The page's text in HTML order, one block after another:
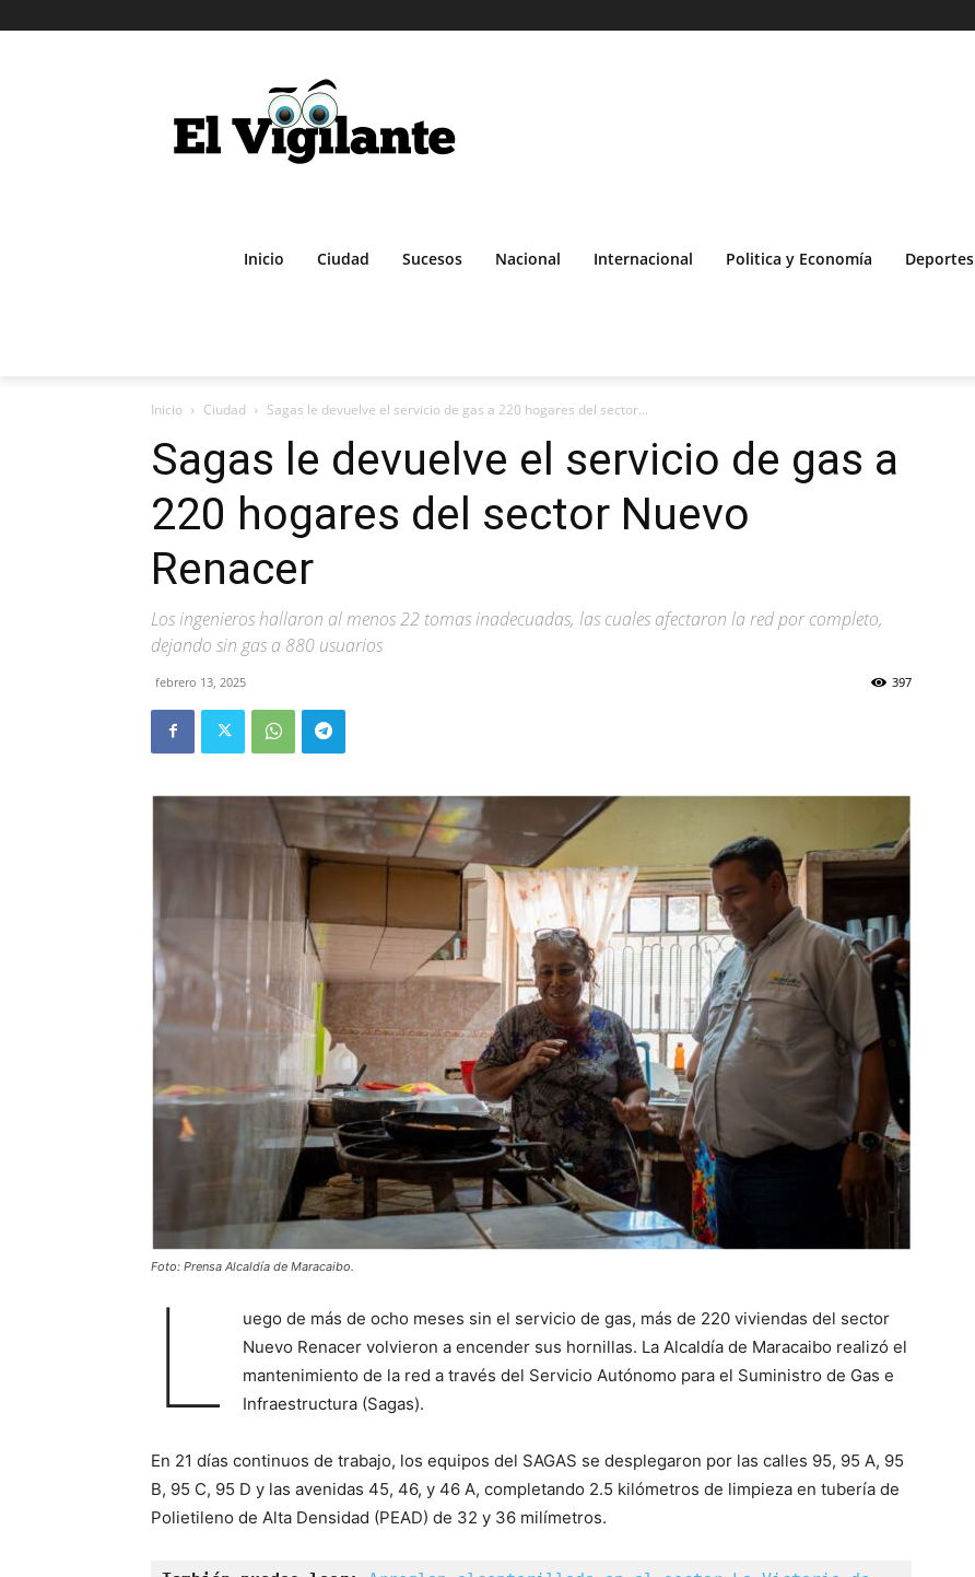
Inicio Ciudad Sucesos Nacional Internacional Politica y Economía Deportes
Inicio Ciudad Sagas le devuelve el servicio de gas a 220 hogares del sector...
Sagas le devuelve el servicio de gas a
220 hogares del sector Nuevo
Renacer
Los ingenieros hallaron al menos 22 tomas inadecuadas, las cuales afectaron la red por completo,
dejando sin gas a 880 usuarios
febrero 13, 2025 397
Foto: Prensa Alcaldía de Maracaibo.
L
uego de más de ocho meses sin el servicio de gas, más de 220 viviendas del sector
Nuevo Renacer volvieron a encender sus hornillas. La Alcaldía de Maracaibo realizó el
mantenimiento de la red a través del Servicio Autónomo para el Suministro de Gas e
Infraestructura (Sagas).
En 21 días continuos de trabajo, los equipos del SAGAS se desplegaron por las calles 95, 95 A, 95
B, 95 C, 95 D y las avenidas 45, 46, y 46 A, completando 2.5 kilómetros de limpieza en tubería de
Polietileno de Alta Densidad (PEAD) de 32 y 36 milímetros.